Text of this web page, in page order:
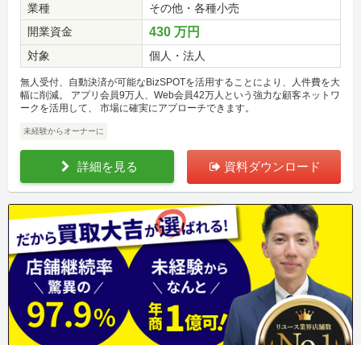
業種
その他・各種小売
開業資金
430 万円
対象 個人・法人
無人受付、自動決済が可能なBizSPOTを活用することにより、人件費を大
幅に削減。 アプリ会員9万人、Web会員42万人という強力な顧客ネットワ
ークを活用して、 市場に確実にアプローチできます。
未経験からオーナーに
詳細を見る 資料ダウンロード